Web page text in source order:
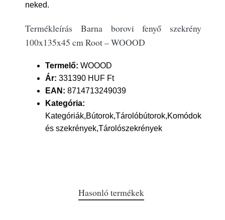
neked.
Termékleírás Barna borovi fenyő szekrény
100x135x45 cm Root – WOOOD
Termelő: WOOOD
Ár: 331390 HUF Ft
EAN: 8714713249039
Kategória:
Kategóriák,Bútorok,Tárolóbútorok,Komódok
és szekrények,Tárolószekrények
Hasonló termékek